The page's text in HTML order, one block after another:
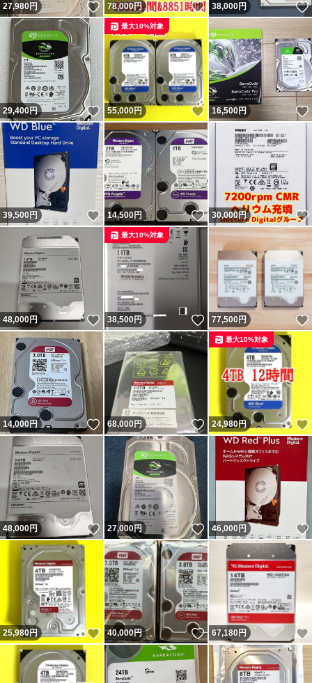
27,980円 いいね！
78,000円 いいね！
38,000円
29,400円 いいね！
55,000円 いいね！
最大10%対象
16,500円
39,500円 いいね！
14,500円 いいね！
30,000円
48,000円 いいね！
38,500円 いいね！
最大10%対象
77,500円
14,000円 いいね！
68,000円 いいね！
24,980円
最大10%対象
48,000円 いいね！
27,000円 いいね！
46,000円
25,980円 いいね！
40,000円 いいね！
67,180円